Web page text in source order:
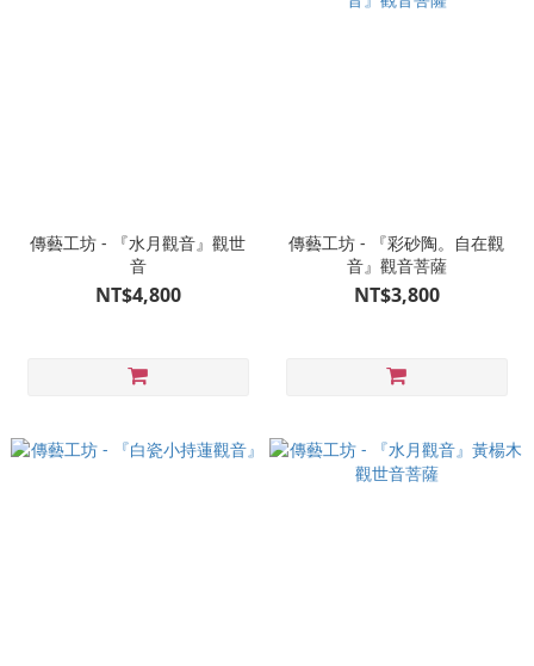
傳藝工坊 - 『水月觀音』觀世
音
NT$4,800
傳藝工坊 - 『彩砂陶。自在觀
音』觀音菩薩
NT$3,800